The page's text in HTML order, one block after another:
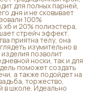
для полных парней,
дня и не сковывает
100%
и 20% полиэстера,
стрейч эффект.
приятна телу, она
изумительно в
позволит
носки, так и для
поможет создать
а также подойдет на
торжество,
в школе. Идеально